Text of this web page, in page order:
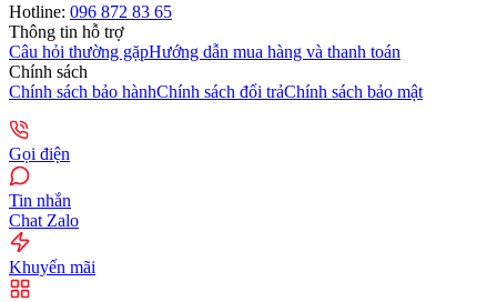
Hotline: 096 872 83 65
Thông tin hỗ trợ
Câu hỏi thường gặpHướng dẫn mua hàng và thanh toán
Chính sách
Chính sách bảo hànhChính sách đổi trảChính sách bảo mật
Gọi điện
Tin nhắn
Chat Zalo
Khuyến mãi